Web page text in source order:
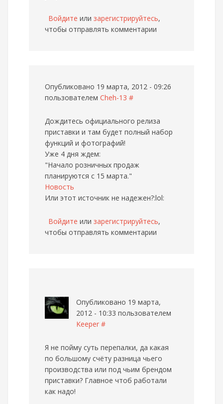
Войдите или зарегистрируйтесь,
чтобы отправлять комментарии
Опубликовано 19 марта, 2012 - 09:26
пользователем Cheh-13 #
Дождитесь официального релиза
приставки и там будет полный набор
функций и фотографий!
Уже 4 дня ждем:
"Начало розничных продаж
планируются с 15 марта."
Новость
Или этот источник не надежен?:lol:
Войдите или зарегистрируйтесь,
чтобы отправлять комментарии
Опубликовано 19 марта,
2012 - 10:33 пользователем
Keeper #
Я не пойму суть перепалки, да какая
по большому счёту разница чьего
производства или под чьим брендом
приставки? Главное чтоб работали
как надо!